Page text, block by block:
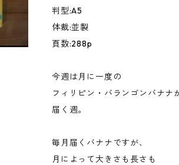
判型:A5
体裁:並製
頁数:288p
今週は月に一度の
フィリピン・バランゴンバナナ
届く週。
毎月届くバナナですが、
月によって大きさも長さも